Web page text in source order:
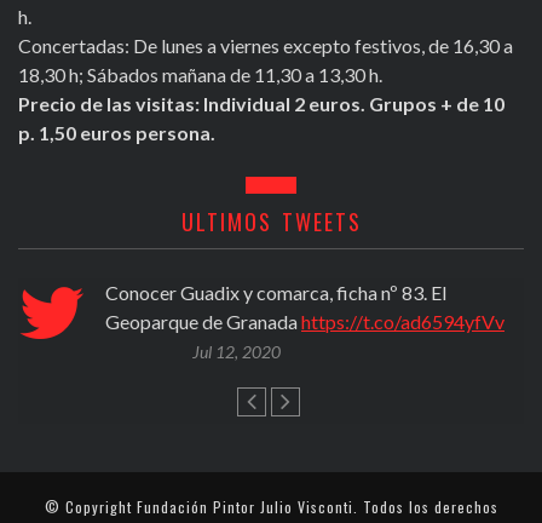
h.
Concertadas: De lunes a viernes excepto festivos, de 16,30 a
18,30 h; Sábados mañana de 11,30 a 13,30 h.
Precio de las visitas: Individual 2 euros. Grupos + de 10
p. 1,50 euros persona.
ULTIMOS TWEETS
Conocer Guadix y comarca, ficha nº 83. El
Geoparque de Granadahttps://t.co/ad6594yfVv
Jul 12, 2020
© Copyright Fundación Pintor Julio Visconti . Todos los derechos